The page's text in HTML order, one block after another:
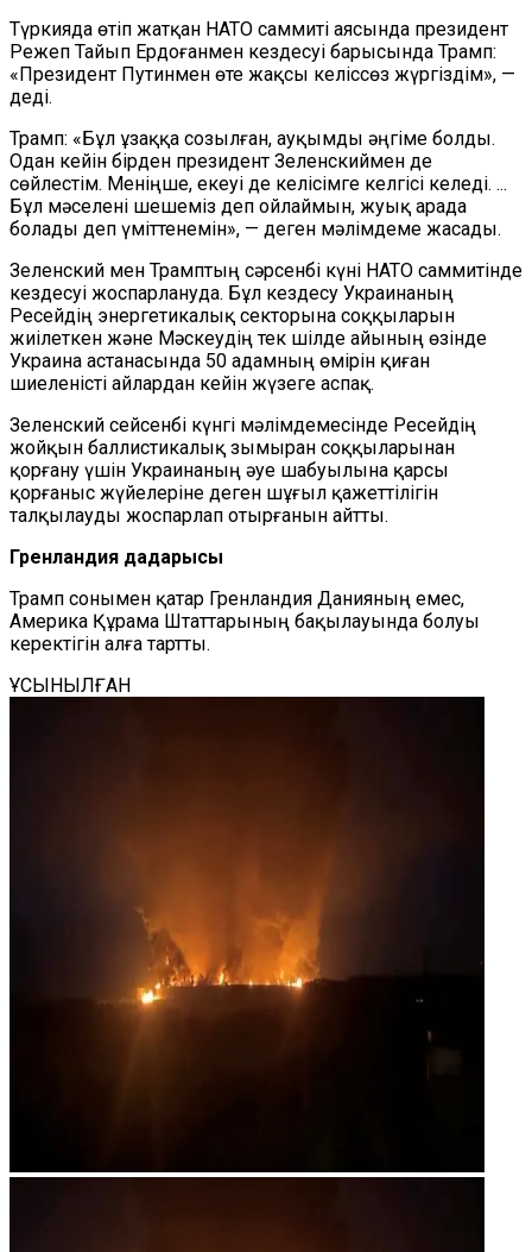
Түркияда өтіп жатқан НАТО саммиті аясында президент
Режеп Тайып Ердоғанмен кездесуі барысында Трамп:
«Президент Путинмен өте жақсы келіссөз жүргіздім», —
деді.
Трамп: «Бұл ұзаққа созылған, ауқымды әңгіме болды.
Одан кейін бірден президент Зеленскиймен де
сөйлестім. Меніңше, екеуі де келісімге келгісі келеді. ...
Бұл мәселені шешеміз деп ойлаймын, жуық арада
болады деп үміттенемін», — деген мәлімдеме жасады.
Зеленский мен Трамптың сәрсенбі күні НАТО саммитінде
кездесуі жоспарлануда. Бұл кездесу Украинаның
Ресейдің энергетикалық секторына соққыларын
жиілеткен және Мәскеудің тек шілде айының өзінде
Украина астанасында 50 адамның өмірін қиған
шиеленісті айлардан кейін жүзеге аспақ.
Зеленский сейсенбі күнгі мәлімдемесінде Ресейдің
жойқын баллистикалық зымыран соққыларынан
қорғану үшін Украинаның әуе шабуылына қарсы
қорғаныс жүйелеріне деген шұғыл қажеттілігін
талқылауды жоспарлап отырғанын айтты.
Гренландия дағдарысы
Трамп сонымен қатар Гренландия Данияның емес,
Америка Құрама Штаттарының бақылауында болуы
керектігін алға тартты.
ҰСЫНЫЛҒАН